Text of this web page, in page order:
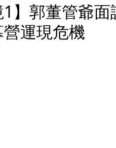
1】郭董管爺
運現危機